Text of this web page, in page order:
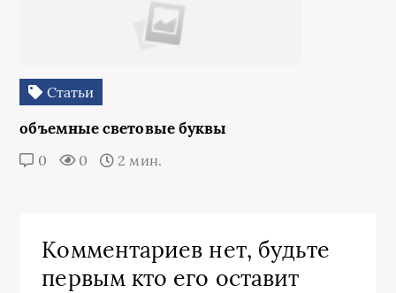
Статьи
объемные световые буквы
0 0 2 мин.
Комментариев нет, будьте
первым кто его оставит